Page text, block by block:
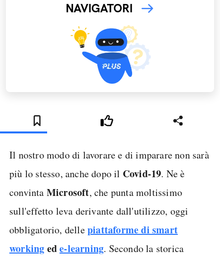
NAVIGATORI
Il nostro modo di lavorare e di imparare non sarà
più lo stesso, anche dopo il Covid-19. Ne è
convinta Microsoft, che punta moltissimo
sull'effetto leva derivante dall'utilizzo, oggi
obbligatorio, dellepiattaforme di smart
working ede-learning. Secondo la storica